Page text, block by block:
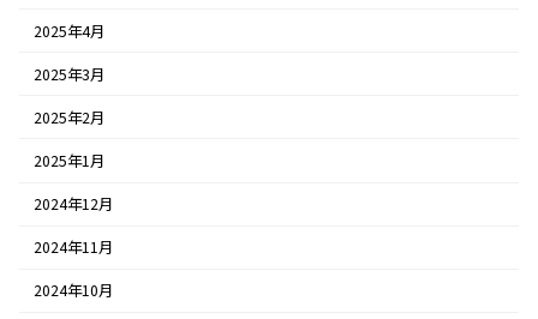
2025年4月
2025年3月
2025年2月
2025年1月
2024年12月
2024年11月
2024年10月